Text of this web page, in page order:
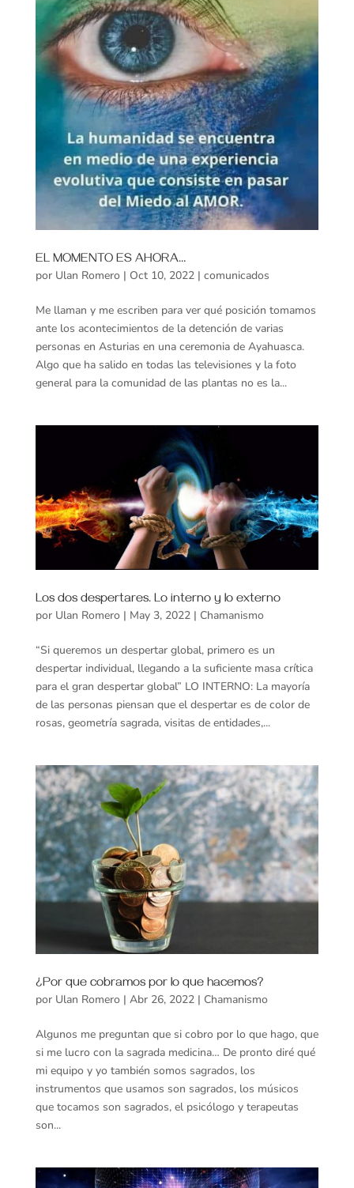
EL MOMENTO ES AHORA…
por Ulan Romero| Oct 10, 2022| comunicados
Me llaman y me escriben para ver qué posición tomamos
ante los acontecimientos de la detención de varias
personas en Asturias en una ceremonia de Ayahuasca.
Algo que ha salido en todas las televisiones y la foto
general para la comunidad de las plantas no es la...
Los dos despertares. Lo interno y lo externo
por Ulan Romero| May 3, 2022| Chamanismo
“Si queremos un despertar global, primero es un
despertar individual, llegando a la suficiente masa crítica
para el gran despertar global” LO INTERNO: La mayoría
de las personas piensan que el despertar es de color de
rosas, geometría sagrada, visitas de entidades,...
¿Por que cobramos por lo que hacemos?
por Ulan Romero| Abr 26, 2022| Chamanismo
Algunos me preguntan que si cobro por lo que hago, que
si me lucro con la sagrada medicina… De pronto diré qué
mi equipo y yo también somos sagrados, los
instrumentos que usamos son sagrados, los músicos
que tocamos son sagrados, el psicólogo y terapeutas
son...